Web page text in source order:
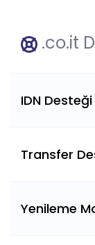
.co.it
IDN Desteği
Transfer
Yenileme